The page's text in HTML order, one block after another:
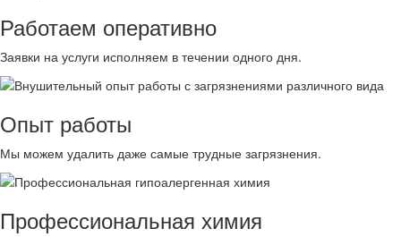
Работаем оперативно
Заявки на услуги исполняем в течении одного дня.
Опыт работы
Мы можем удалить даже самые трудные загрязнения.
Профессиональная химия